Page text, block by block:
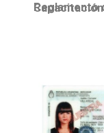
Reglamento de las actividades de Capacitación